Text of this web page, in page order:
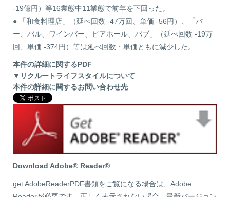
-19億円）等16業態中11業態で前年を下回った。
● 「和食料理店」（延べ回数 -47万回、単価 -56円）、「バ
ー、バル、ワインバー、ビアホール、パブ」（延べ回数 -19万
回、単価 -374円）等は延べ回数・単価ともに減少した。
本件の詳細に関するPDF
▼リクルートライフスタイルについて
本件の詳細に関するお問い合わせ先
Download Adobe® Reader®
get AdobeReaderPDF書類をご覧になる場合は、Adobe